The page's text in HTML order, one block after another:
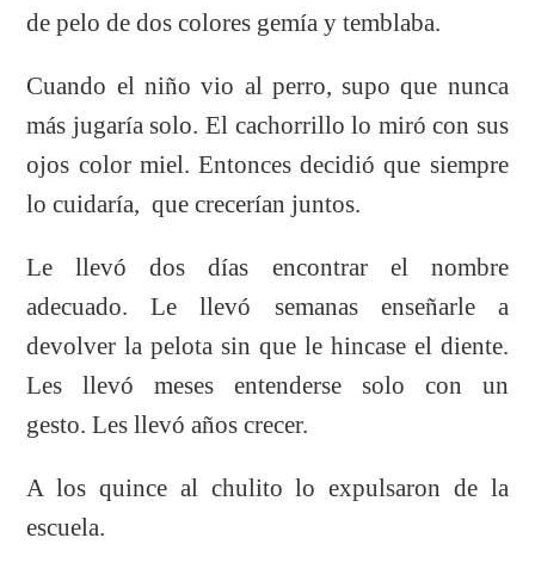
de pelo de dos colores gemía y temblaba.
Cuando el niño vio al perro, supo que nunca
más jugaría solo. El cachorrillo lo miró con sus
ojos color miel. Entonces decidió que siempre
lo cuidaría, que crecerían juntos.
Le llevó dos días encontrar el nombre
adecuado. Le llevó semanas enseñarle a
devolver la pelota sin que le hincase el diente.
Les llevó meses entenderse solo con un
gesto. Les llevó años crecer.
A los quince al chulito lo expulsaron de la
escuela.